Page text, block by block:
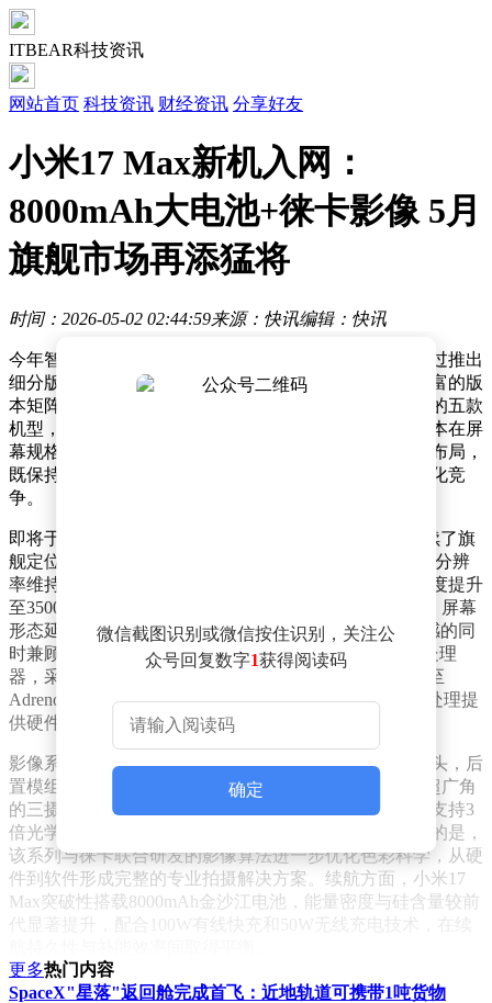
ITBEAR科技资讯
网站首页 科技资讯 财经资讯 分享好友
小米17 Max新机入网：
8000mAh大电池+徕卡影像 5月
旗舰市场再添猛将
时间：2026-05-02 02:44:59来源：快讯编辑：快讯
今年智能手机市场迎来多款旗舰新机，各大品牌纷纷通过推出
细分版本满足不同用户需求。其中，小米17系列凭借丰富的版
本矩阵成为焦点，目前已推出包括标准版、徕卡版在内的五款
机型，覆盖从影像创作到游戏性能的多样化场景。各版本在屏
幕规格、影像系统、续航能力等核心配置上形成差异化布局，
既保持家族设计语言统一性，又通过精准定位避免同质化竞
争。
即将于5月发布的小米17 Max作为该系列最新成员，延续了旗
舰定位并强化大屏体验。这款新机采用6.9英寸超感屏，分辨
率维持在1.5K级别，但通过新型红色发光材料将峰值亮度提升
至3500nits，配合真彩显示3.0技术实现多设备色彩统一。屏幕
形态延续极窄四等边+单孔直屏设计，在保证视觉沉浸感的同
时兼顾握持舒适度。性能方面搭载第五代骁龙8至尊版处理
器，采用第三代3nm制程工艺与全大核架构，GPU升级至
Adreno 840并支持独立显存，为高帧率游戏和专业影像处理提
供硬件保障。
影像系统迎来全面革新，全系前置5000万像素超感光镜头，后
置模组采用2亿像素主摄+5000万像素长焦+5000万像素超广角
的三摄组合。其中主摄配备1/1.4英寸大底传感器，长焦支持3
倍光学变焦，超广角镜头则实现全焦段覆盖。值得关注的是，
该系列与徕卡联合研发的影像算法进一步优化色彩科学，从硬
件到软件形成完整的专业拍摄解决方案。续航方面，小米17
Max突破性搭载8000mAh金沙江电池，能量密度与硅含量较前
代显著提升，配合100W有线快充和50W无线充电技术，在续
设计层面，新机取消了此前版本的后盖副屏结构，转而采用更
微信截图识别或微信按住识别，关注公
众号回复数字1获得阅读码
确定
更多热门内容
SpaceX"星落"返回舱完成首飞：近地轨道可携带1吨货物